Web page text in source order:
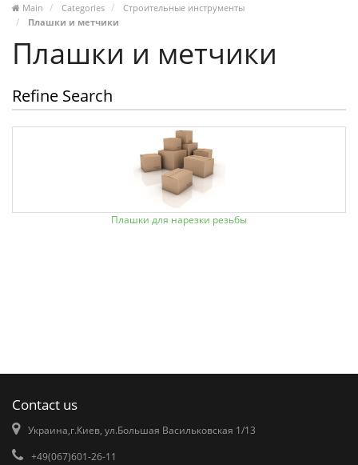
Main Categories
Строительные инструменты
Плашки и метчики
Плашки и метчики
Refine Search
Плашки для нарезки резьбы
Contact us
Украина,г.Киев, ул.Большая Васильковская 1/13
+49(067)601-26-11